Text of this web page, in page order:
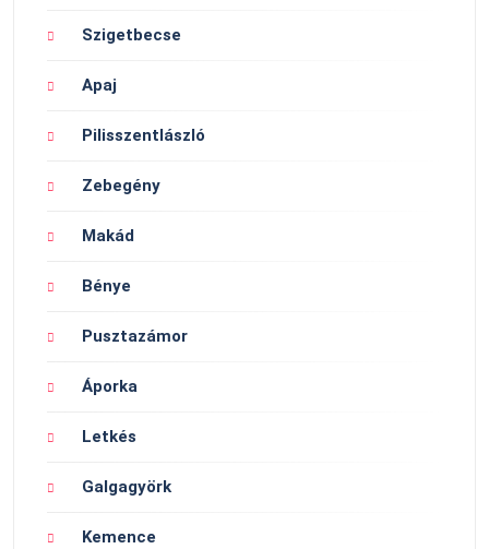
Szigetbecse
Apaj
Pilisszentlászló
Zebegény
Makád
Bénye
Pusztazámor
Áporka
Letkés
Galgagyörk
Kemence